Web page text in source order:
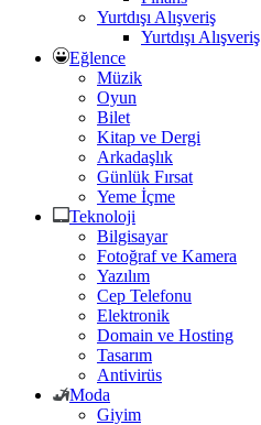
Yurtdışı Alışveriş
Yurtdışı Alışveriş
Eğlence
Müzik
Oyun
Bilet
Kitap ve Dergi
Arkadaşlık
Günlük Fırsat
Yeme İçme
Teknoloji
Bilgisayar
Fotoğraf ve Kamera
Yazılım
Cep Telefonu
Elektronik
Domain ve Hosting
Tasarım
Antivirüs
Moda
Giyim